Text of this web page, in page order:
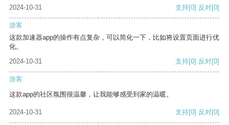
2024-10-31
支持[0] 反对[0]
游客
这款加速器app的操作有点复杂，可以简化一下，比如将设置页面进行优
化。
2024-10-31
支持[0] 反对[0]
游客
这款app的社区氛围很温馨，让我能够感受到家的温暖。
2024-10-31 支持[0] 反对[0]